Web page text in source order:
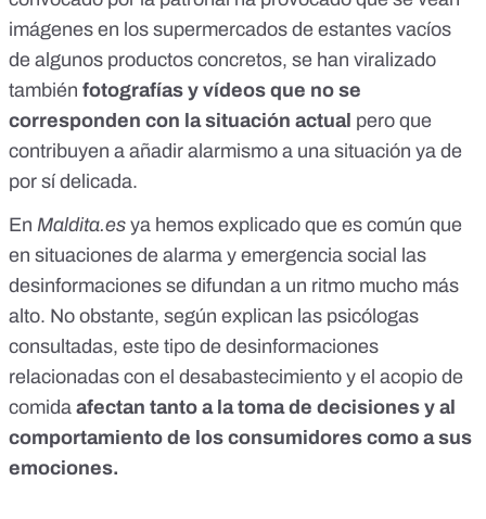
imágenes en los supermercados de estantes vacíos
de algunos productos concretos, se han viralizado
también fotografías y vídeos que no se
corresponden con la situación actual pero que
contribuyen a añadir alarmismo a una situación ya de
por sí delicada.
En Maldita.es ya hemos explicado que es común que
en situaciones de alarma y emergencia social las
desinformaciones se difundan a un ritmo mucho más
alto. No obstante, según explican las psicólogas
consultadas, este tipo de desinformaciones
relacionadas con el desabastecimiento y el acopio de
comida afectan tanto a la toma de decisiones y al
comportamiento de los consumidores como a sus
emociones.